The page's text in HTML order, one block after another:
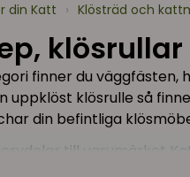
din Katt › Klösträd och
finner du
uppklöst klösrulle så
din befintliga
till varumärket